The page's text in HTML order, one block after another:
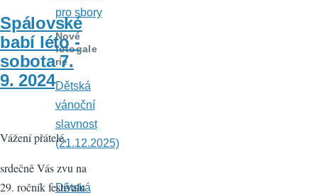
Spálovské
babí léto -
sobota 7.
9. 2024
Vážení přátelé,
srdečně Vás zvu na
29. ročník festivalu
pro sbory
Nové
fotogale
rie
Dětská
vánoční
slavnost
(21.12.2025)
Dětská